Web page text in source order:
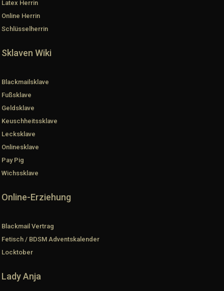
Latex Herrin
Online Herrin
Schlüsselherrin
Sklaven Wiki
Blackmailsklave
Fußsklave
Geldsklave
Keuschheitssklave
Lecksklave
Onlinesklave
Pay Pig
Wichssklave
Online-Erziehung
Blackmail Vertrag
Fetisch / BDSM Adventskalender
Locktober
Lady Anja